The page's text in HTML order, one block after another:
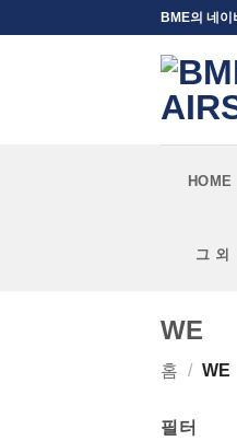
to
BME의 네이
HOME
그 외
WE
홈 / WE
필터